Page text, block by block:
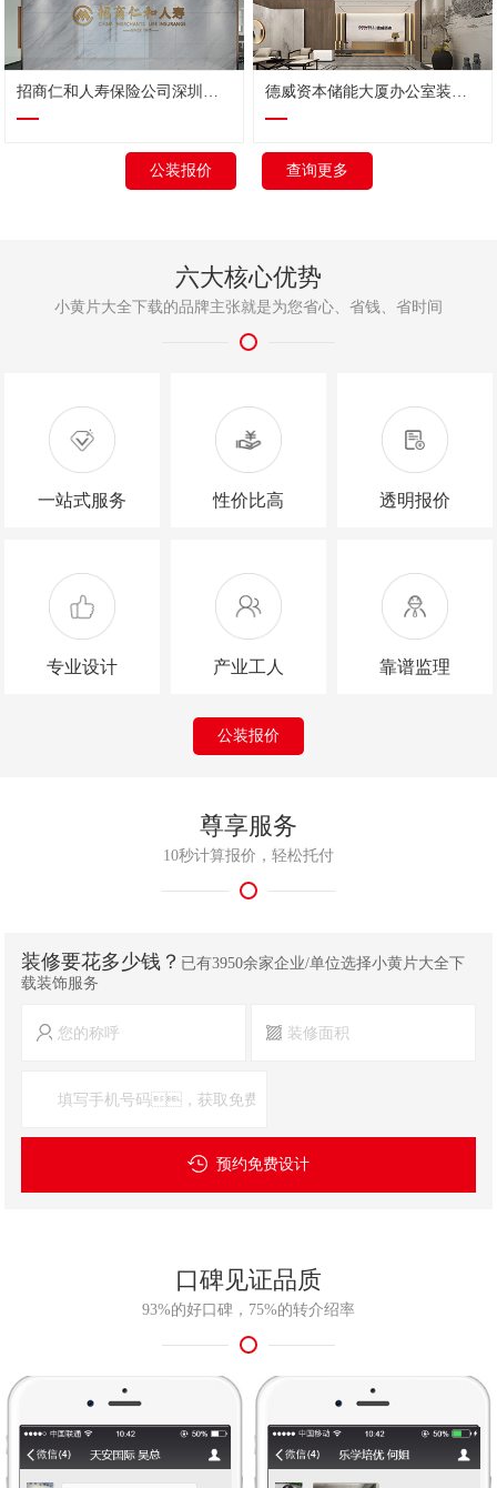
公装报价 查询更多
六大核心优势
小黄片大全下载的品牌主张就是为您省心、省钱、省时间
一站式服务 性价比高 透明报价
专业设计 产业工人 靠谱监理
公装报价
尊享服务
10秒计算报价，轻松托付
装修要花多少钱？ 已有3950余家企业/单位选择小黄片大全下
载装饰服务
预约免费设计
口碑见证品质
93%的好口碑，75%的转介绍率